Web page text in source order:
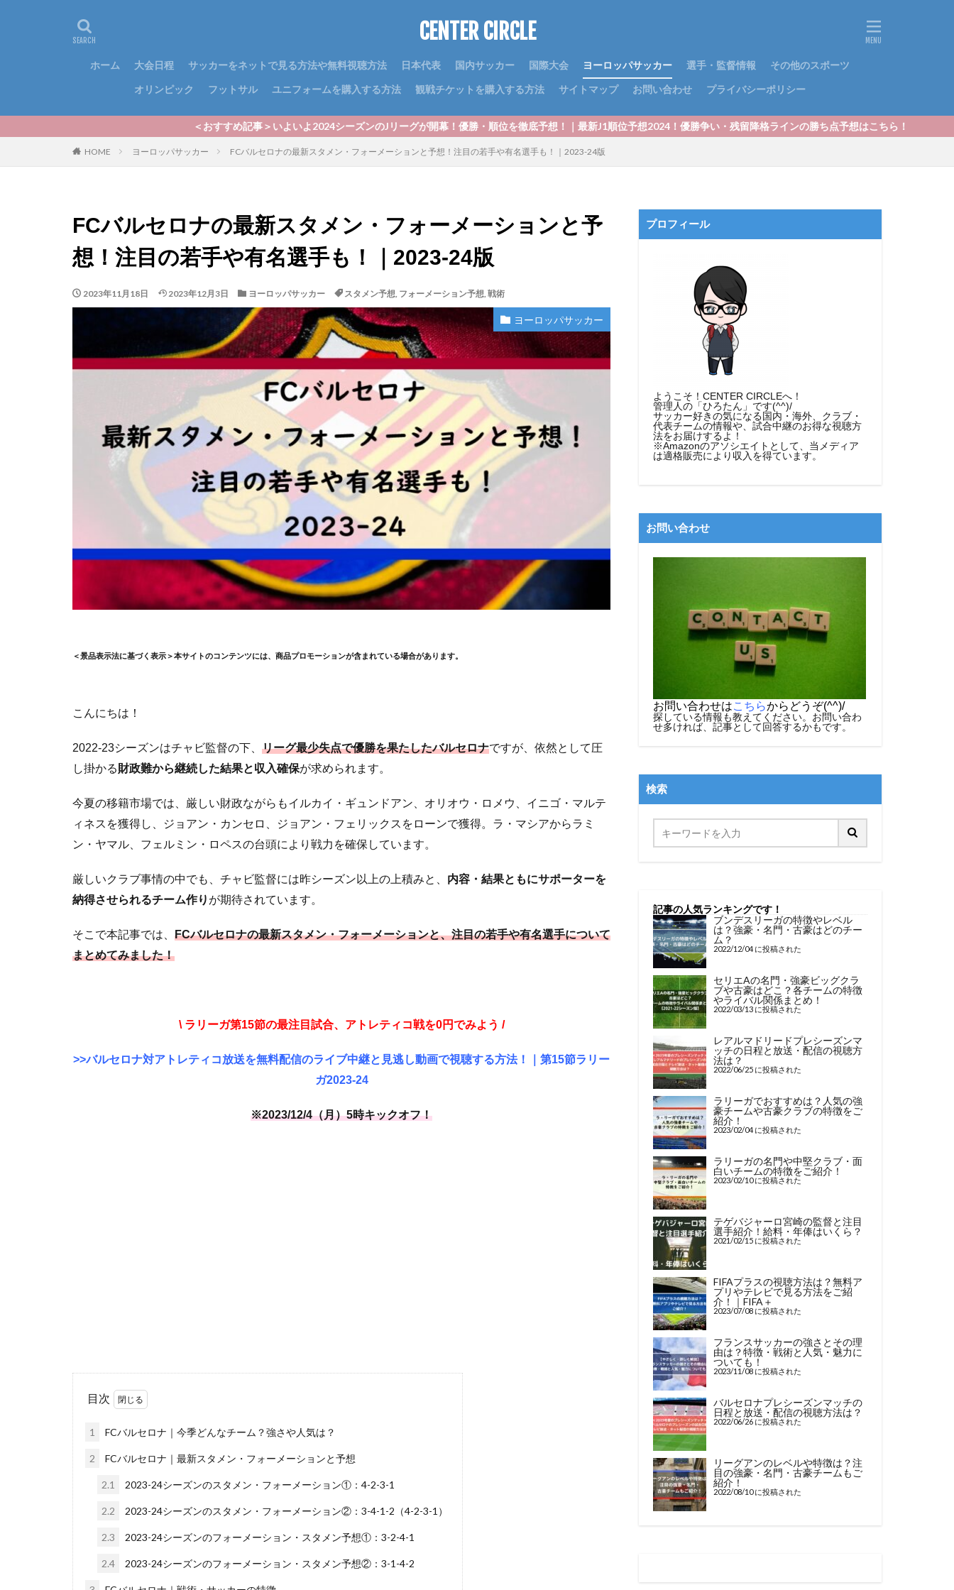
CENTER CIRCLE
ホーム 大会日程 サッカーをネットで見る方法や無料視聴方法 日本代表 国内サッカー 国際大会 ヨーロッパサッカー 選手・監督情報
その他のスポーツ
オリンピック
フットサル ユニフォームを購入する方法 観戦チケットを購入する方法 サイトマップ お問い合わせ プライバシーポリシー
＜おすすめ記事＞いよいよ2024シーズンのJリーグが開幕！優勝・順位を徹底予想！｜最新J1順位予想2024！優勝争い・残留降格ラインの勝ち点予想はこちら！
HOME ヨーロッパサッカー FCバルセロナの最新スタメン・フォーメーションと予想！注目の若手や有名選手も！｜2023-24版
FCバルセロナの最新スタメン・フォーメーションと予
想！注目の若手や有名選手も！｜2023-24版
2023年11月18日 2023年12月3日 ヨーロッパサッカー スタメン予想, フォーメーション予想, 戦術
ヨーロッパサッカー
＜景品表示法に基づく表示＞本サイトのコンテンツには、商品プロモーションが含まれている場合があります。
こんにちは！
2022-23シーズンはチャビ監督の下、 リーグ最少失点で優勝を果たしたバルセロナですが、依然として圧
し掛かる財政難から継続した結果と収入確保が求められます。
今夏の移籍市場では、厳しい財政ながらもイルカイ・ギュンドアン、オリオウ・ロメウ、イニゴ・マルテ
ィネスを獲得し、ジョアン・カンセロ、ジョアン・フェリックスをローンで獲得。ラ・マシアからラミ
ン・ヤマル、フェルミン・ロペスの台頭により戦力を確保しています。
厳しいクラブ事情の中でも、チャビ監督には昨シーズン以上の上積みと、 内容・結果ともにサポーターを
納得させられるチーム作り が期待されています。
そこで本記事では、 FCバルセロナの最新スタメン・フォーメーションと、注目の若手や有名選手について
まとめてみました！
\ ラリーガ第15節の最注目試合、アトレティコ戦を0円でみよう /
>>バルセロナ対アトレティコ放送を無料配信のライブ中継と見逃し動画で視聴する方法！｜第15節ラリー
ガ2023-24
※2023/12/4（月）5時キックオフ！
目次
1 FCバルセロナ｜今季どんなチーム？強さや人気は？
2 FCバルセロナ｜最新スタメン・フォーメーションと予想
2.1 2023-24シーズンのスタメン・フォーメーション①：4-2-3-1
2.2 2023-24シーズンのスタメン・フォーメーション②：3-4-1-2（4-2-3-1）
2.3 2023-24シーズンのフォーメーション・スタメン予想①：3-2-4-1
2.4 2023-24シーズンのフォーメーション・スタメン予想②：3-1-4-2
プロフィール
ようこそ！CENTER CIRCLEへ！
管理人の「ひろたん」です(^^)/
サッカー好きの気になる国内・海外、クラブ・
代表チームの情報や、試合中継のお得な視聴方
法をお届けするよ！
※Amazonのアソシエイトとして、当メディア
は適格販売により収入を得ています。
お問い合わせ
お問い合わせはこちらからどうぞ(^^)/
探している情報も教えてください。お問い合わ
せ多ければ、記事として回答するかもです。
検索
記事の人気ランキングです！
ブンデスリーガの特徴やレベル
は？強豪・名門・古豪はどのチー
ム？
2022/12/04 に投稿された
セリエAの名門・強豪ビッグクラ
ブや古豪はどこ？各チームの特徴
やライバル関係まとめ！
2022/03/13 に投稿された
レアルマドリードプレシーズンマ
ッチの日程と放送・配信の視聴方
法は？
2022/06/25 に投稿された
ラリーガでおすすめは？人気の強
豪チームや古豪クラブの特徴をご
紹介！
2023/02/04 に投稿された
ラリーガの名門や中堅クラブ・面
白いチームの特徴をご紹介！
2023/02/10 に投稿された
テゲバジャーロ宮崎の監督と注目
選手紹介！給料・年俸はいくら？
2021/02/15 に投稿された
FIFAプラスの視聴方法は？無料ア
プリやテレビで見る方法をご紹
介！｜FIFA＋
2023/07/08 に投稿された
フランスサッカーの強さとその理
由は？特徴・戦術と人気・魅力に
ついても！
2023/11/08 に投稿された
バルセロナプレシーズンマッチの
日程と放送・配信の視聴方法は？
2022/06/26 に投稿された
リーグアンのレベルや特徴は？注
目の強豪・名門・古豪チームもご
紹介！
2022/08/10 に投稿された